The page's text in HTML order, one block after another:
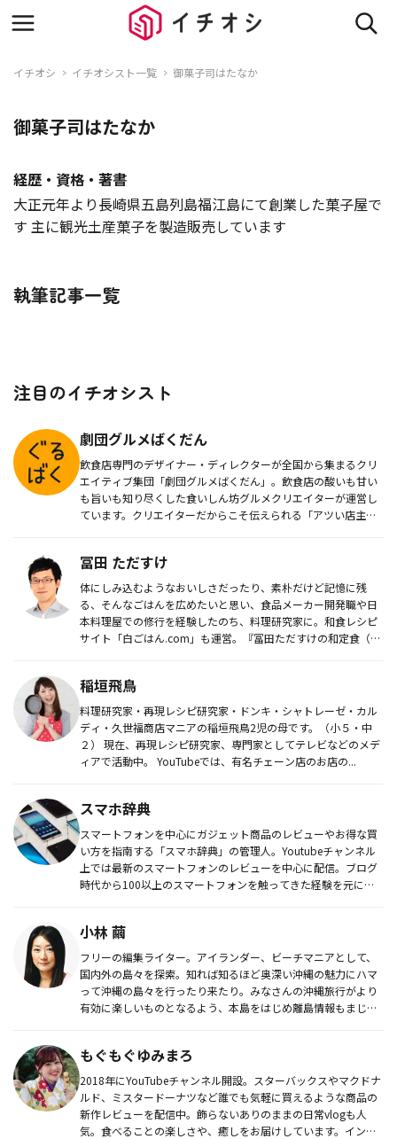
イチオシ イチオシスト一覧 御菓子司はたなか
御菓子司はたなか
経歴・資格・著書
大正元年より長崎県五島列島福江島にて創業した菓子屋で
す 主に観光土産菓子を製造販売しています
執筆記事一覧
注目のイチオシスト
劇団グルメばくだん
飲食店専門のデザイナー・ディレクターが全国から集まるクリ
エイティブ集団「劇団グルメばくだん」。飲食店の酸いも甘い
も旨いも知り尽くした食いしん坊グルメクリエイターが運営し
ています。クリエイターだからこそ伝えられる「アツい店主の
冨田 ただすけ
体にしみ込むようなおいしさだったり、素朴だけど記憶に残
る、そんなごはんを広めたいと思い、食品メーカー開発職や日
本料理屋での修行を経験したのち、料理研究家に。和食レシピ
サイト「白ごはん.com」も運営。『冨田ただすけの和定食（学
稲垣飛鳥
料理研究家・再現レシピ研究家・ドンキ・シャトレーゼ・カル
ディ・久世福商店マニアの稲垣飛鳥2児の母です。（小５・中
２） 現在、再現レシピ研究家、専門家としてテレビなどのメデ
ィアで活動中。 YouTubeでは、有名チェーン店のお店の...
スマホ辞典
スマートフォンを中心にガジェット商品のレビューやお得な買
い方を指南する「スマホ辞典」の管理人。Youtubeチャンネル
上では最新のスマートフォンのレビューを中心に配信。ブログ
時代から100以上のスマートフォンを触ってきた経験を元に確
小林 繭
フリーの編集ライター。アイランダー、ビーチマニアとして、
国内外の島々を探索。知れば知るほど奥深い沖縄の魅力にハマ
って沖縄の島々を行ったり来たり。みなさんの沖縄旅行がより
有効に楽しいものとなるよう、本島をはじめ離島情報もまじえ
もぐもぐゆみまろ
2018年にYouTubeチャンネル開設。スターバックスやマクドナ
ルド、ミスタードーナツなど誰でも気軽に買えるような商品の
新作レビューを配信中。飾らないありのままの日常vlogも人
気。食べることの楽しさや、癒しをお届けしています。インス